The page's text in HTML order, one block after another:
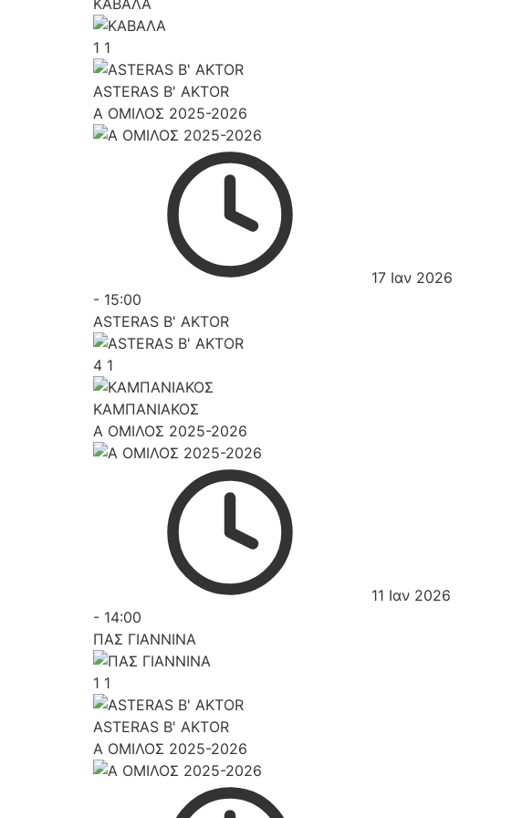
ΚΑΒΑΛΑ
1 1
ASTERAS B' AKTOR
Α ΟΜΙΛΟΣ 2025-2026
17 Ιαν 2026
- 15:00
ASTERAS B' AKTOR
4 1
ΚΑΜΠΑΝΙΑΚΟΣ
Α ΟΜΙΛΟΣ 2025-2026
11 Ιαν 2026
- 14:00
ΠΑΣ ΓΙΑΝΝΙΝΑ
1 1
ASTERAS B' AKTOR
Α ΟΜΙΛΟΣ 2025-2026